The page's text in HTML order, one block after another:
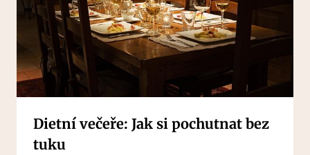
Dietní večeře: Jak si pochutnat bez
tuku